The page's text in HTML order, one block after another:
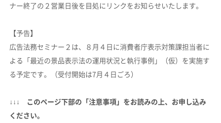
ナー終了の２営業日後を目処にリンクをお知らせいたします。
【予告】
広告法務セミナー２は、８月４日に消費者庁表示対策課担当者に
よる「最近の景品表示法の運用状況と執行事例」（仮）を実施す
る予定です。（受付開始は7月４日ごろ）
↓↓↓ このページ下部の「注意事項」をお読みの上、お申し込み
ください。